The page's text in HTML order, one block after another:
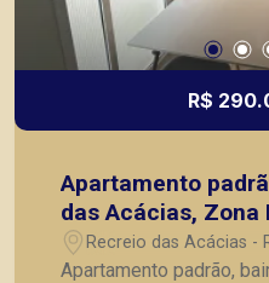
R$
Apartamento
das Acácias, Zona
Preto/SP.
Recreio das Acácias -
Apartamento padrão,